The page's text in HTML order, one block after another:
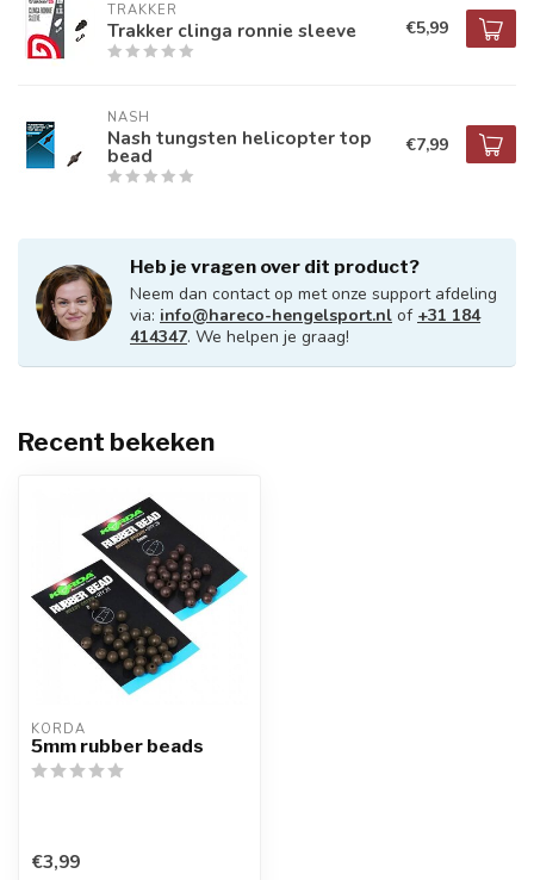
TRAKKER
Trakker clinga ronnie sleeve €5,99
NASH
Nash tungsten helicopter top
bead €7,99
Heb je vragen over dit product?
Neem dan contact op met onze support afdeling
via: info@hareco-hengelsport.nl of +31 184
414347. We helpen je graag!
Recent bekeken
KORDA
5mm rubber beads
€3,99